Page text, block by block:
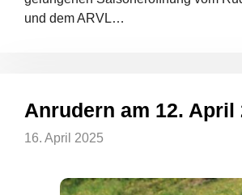
und dem ARVL…
Anrudern am 12. April
16. April 2025